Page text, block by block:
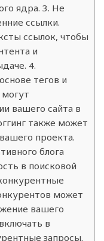
ядра. 3. Не
ссылки.
ссылок, чтобы
и
4.
тегов и
вашего сайта в
также может
проекта.
блога
в поисковой
может
вашего
в
запросы.